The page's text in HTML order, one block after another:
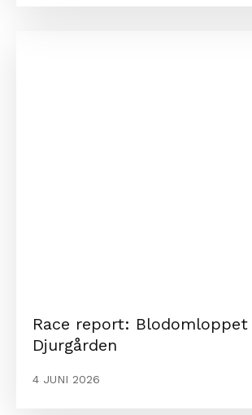
Race report:
Djurgården
4 JUNI 2026